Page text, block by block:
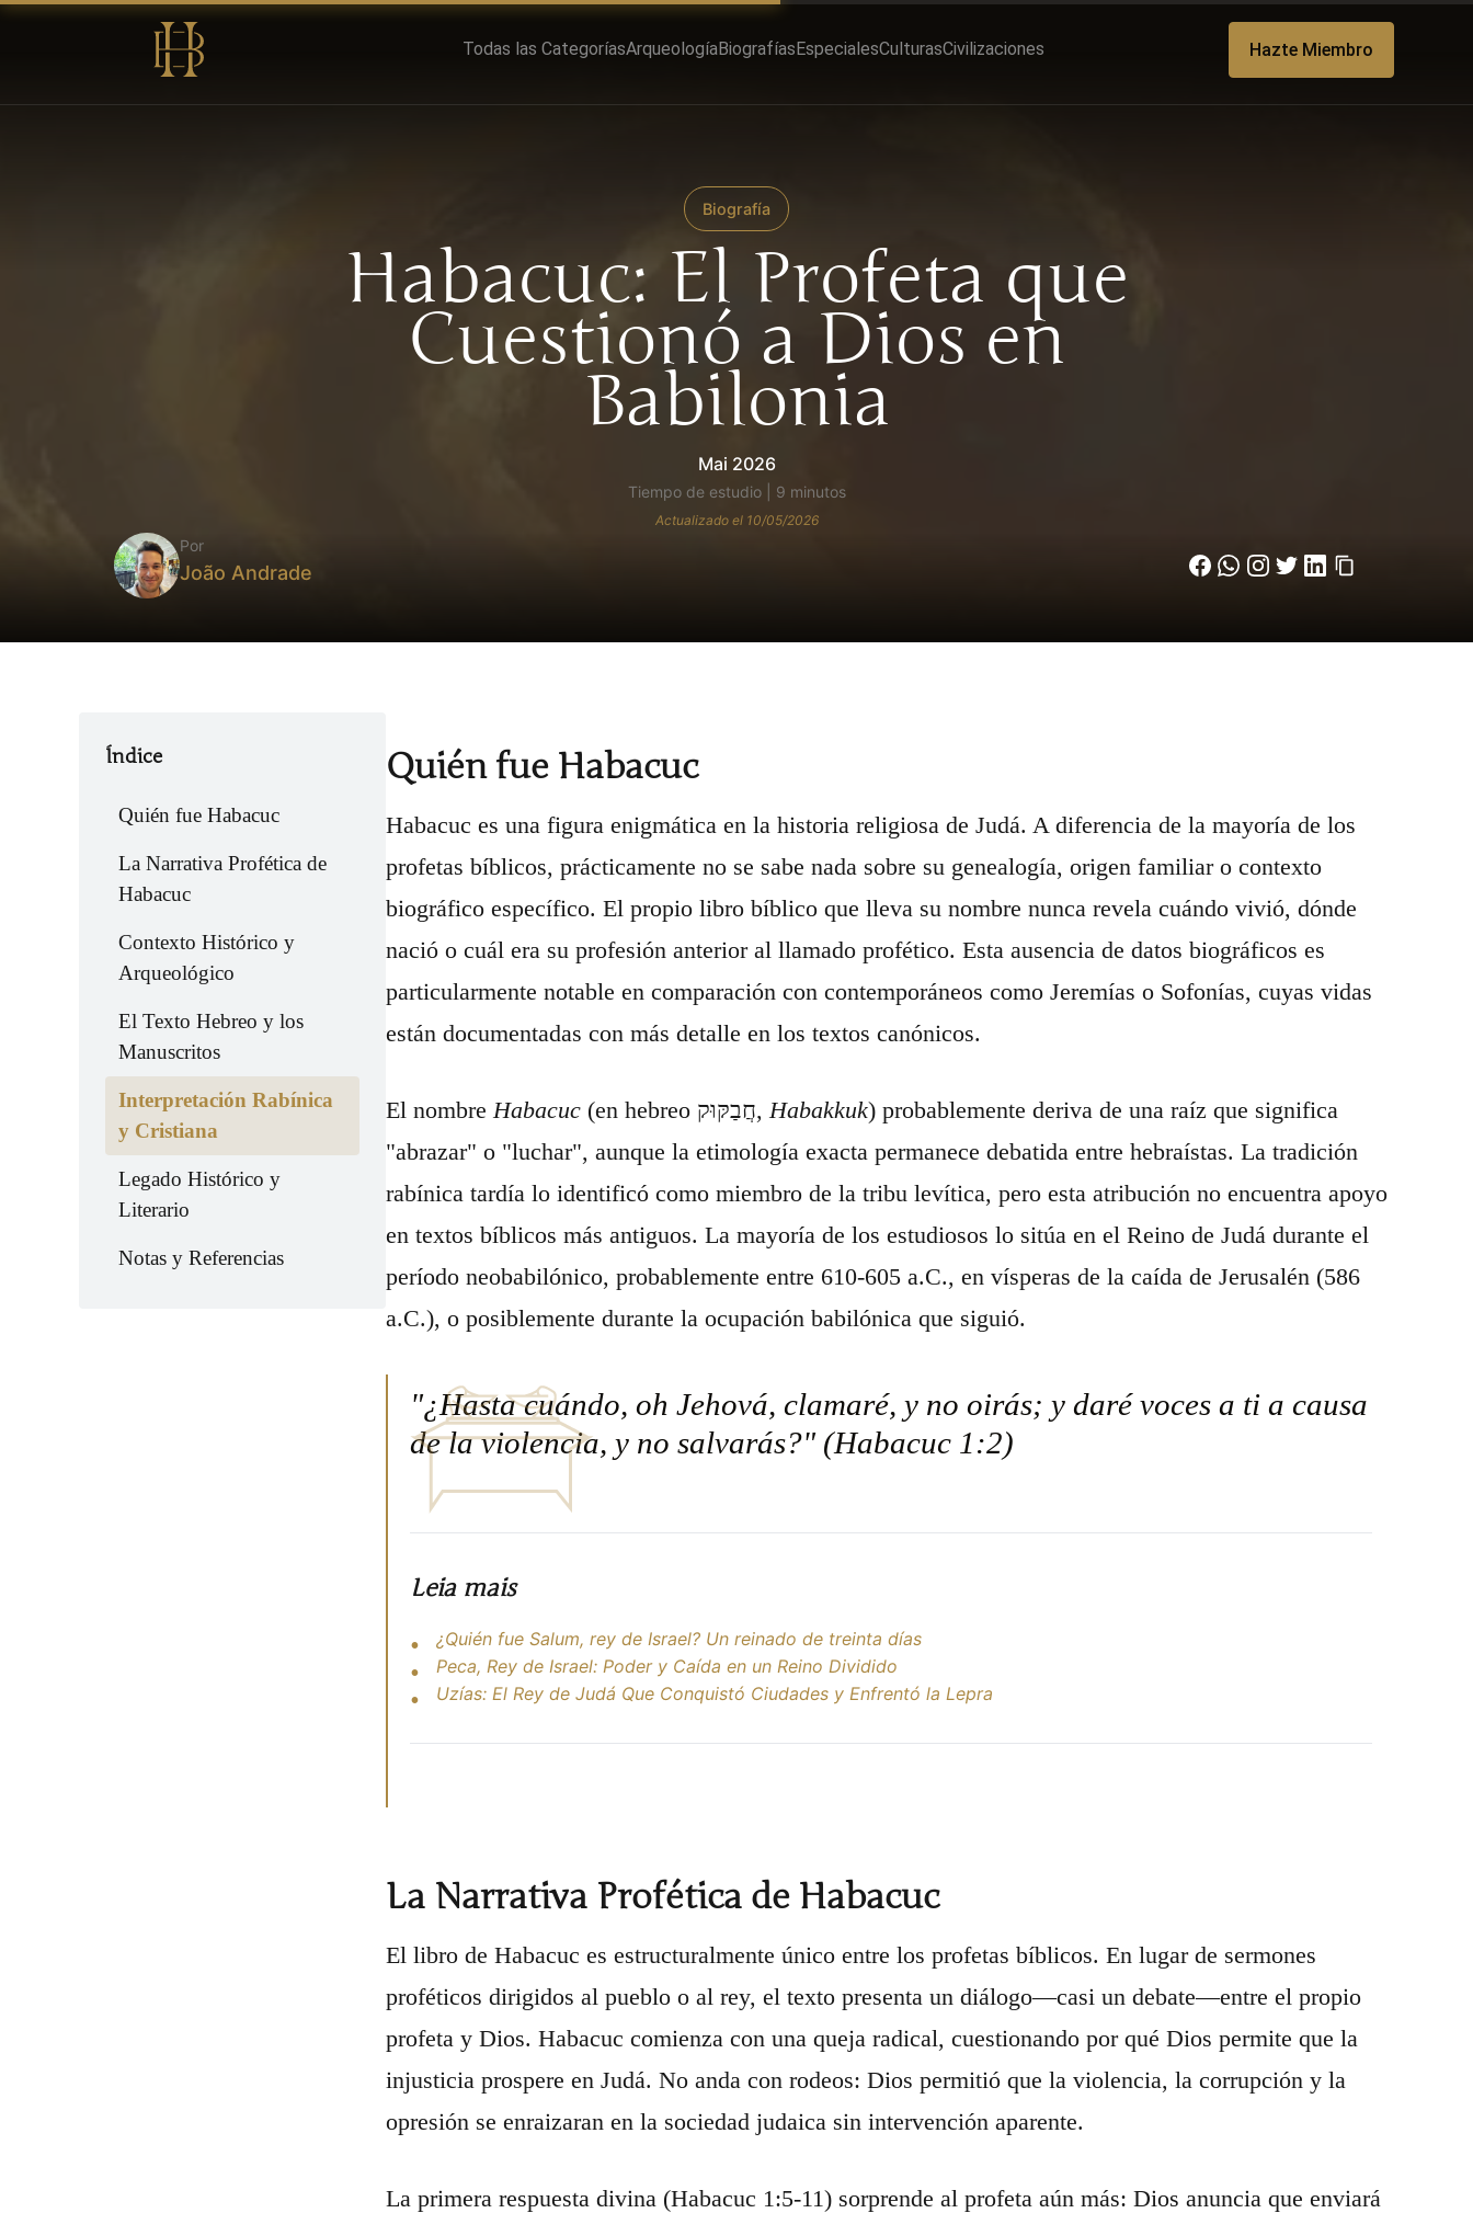
Todas las CategoríasArqueologíaBiografíasEspecialesCulturasCivilizaciones Hazte Miembro
Biografía
Habacuc: El Profeta que
Cuestionó a Dios en
Babilonia
Mai 2026
Tiempo de estudio | 9 minutos
Actualizado el 10/05/2026
Por
João Andrade
Índice
Quién fue Habacuc
La Narrativa Profética de
Habacuc
Contexto Histórico y
Arqueológico
El Texto Hebreo y los
Manuscritos
Interpretación Rabínica
y Cristiana
Legado Histórico y
Literario
Notas y Referencias
Quién fue Habacuc
Habacuc es una figura enigmática en la historia religiosa de Judá. A diferencia de la mayoría de los
profetas bíblicos, prácticamente no se sabe nada sobre su genealogía, origen familiar o contexto
biográfico específico. El propio libro bíblico que lleva su nombre nunca revela cuándo vivió, dónde
nació o cuál era su profesión anterior al llamado profético. Esta ausencia de datos biográficos es
particularmente notable en comparación con contemporáneos como Jeremías o Sofonías, cuyas vidas
están documentadas con más detalle en los textos canónicos.
El nombreHabacuc (en hebreo חֲבַקּוּק,Habakkuk) probablemente deriva de una raíz que significa
"abrazar" o "luchar", aunque la etimología exacta permanece debatida entre hebraístas. La tradición
rabínica tardía lo identificó como miembro de la tribu levítica, pero esta atribución no encuentra apoyo
en textos bíblicos más antiguos. La mayoría de los estudiosos lo sitúa en el Reino de Judá durante el
período neobabilónico, probablemente entre 610-605 a.C., en vísperas de la caída de Jerusalén (586
a.C.), o posiblemente durante la ocupación babilónica que siguió.
"¿Hasta cuándo, oh Jehová, clamaré, y no oirás; y daré voces a ti a causa
de la violencia, y no salvarás?" (Habacuc 1:2)
Leia mais
¿Quién fue Salum, rey de Israel? Un reinado de treinta días
Peca, Rey de Israel: Poder y Caída en un Reino Dividido
Uzías: El Rey de Judá Que Conquistó Ciudades y Enfrentó la Lepra
La Narrativa Profética de Habacuc
El libro de Habacuc es estructuralmente único entre los profetas bíblicos. En lugar de sermones
proféticos dirigidos al pueblo o al rey, el texto presenta un diálogo—casi un debate—entre el propio
profeta y Dios. Habacuc comienza con una queja radical, cuestionando por qué Dios permite que la
injusticia prospere en Judá. No anda con rodeos: Dios permitió que la violencia, la corrupción y la
opresión se enraizaran en la sociedad judaica sin intervención aparente.
La primera respuesta divina (Habacuc 1:5-11) sorprende al profeta aún más: Dios anuncia que enviará